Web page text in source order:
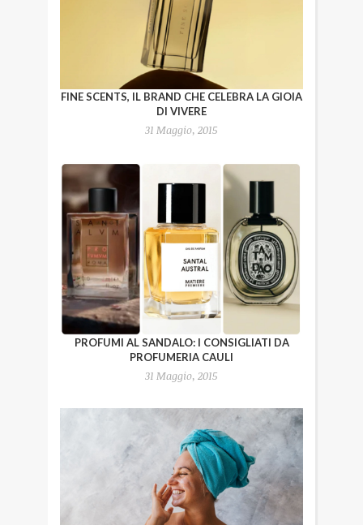
FINE SCENTS, IL BRAND CHE CELEBRA LA GIOIA
DI VIVERE
31 Maggio, 2015
PROFUMI AL SANDALO: I CONSIGLIATI DA
PROFUMERIA CAULI
31 Maggio, 2015